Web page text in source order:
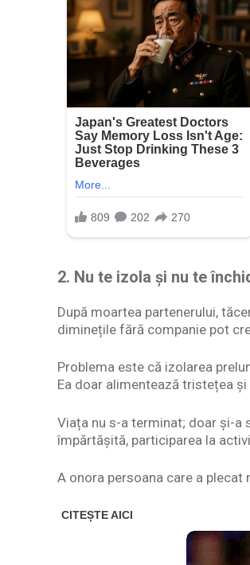
2. Nu te izola și nu te
După moartea partenerului,
diminețile fără companie pot
Problema este că izolarea
Ea doar alimentează tristețea
Viața nu s-a terminat; doar și-a
împărtășită, participarea la
A onora persoana care a